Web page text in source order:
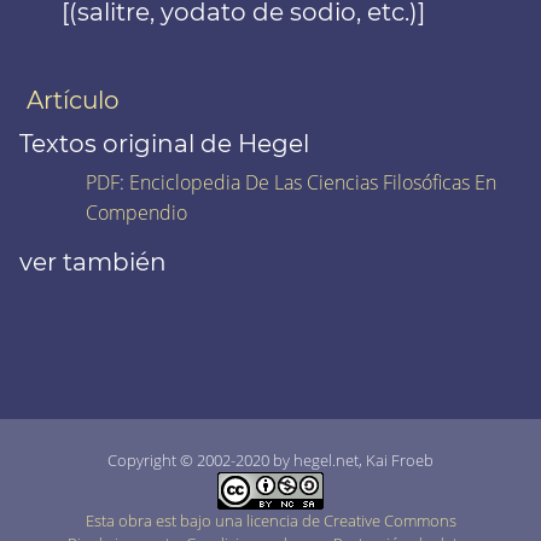
[(salitre, yodato de sodio, etc.)]
Artículo
Textos original de Hegel
PDF: Enciclopedia De Las Ciencias Filosóficas En
Compendio
ver también
Copyright © 2002-2020 by hegel.net, Kai Froeb
Esta obra est bajo una licencia de Creative Commons